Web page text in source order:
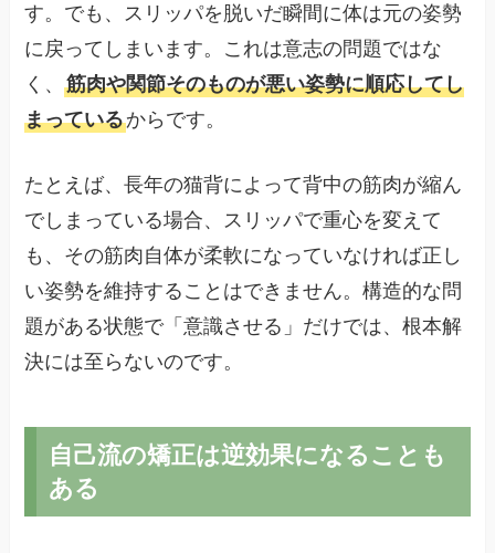
す。でも、スリッパを脱いだ瞬間に体は元の姿勢
に戻ってしまいます。これは意志の問題ではな
く、筋肉や関節そのものが悪い姿勢に順応してし
まっているからです。
たとえば、長年の猫背によって背中の筋肉が縮ん
でしまっている場合、スリッパで重心を変えて
も、その筋肉自体が柔軟になっていなければ正し
い姿勢を維持することはできません。構造的な問
題がある状態で「意識させる」だけでは、根本解
決には至らないのです。
自己流の矯正は逆効果になることも
ある